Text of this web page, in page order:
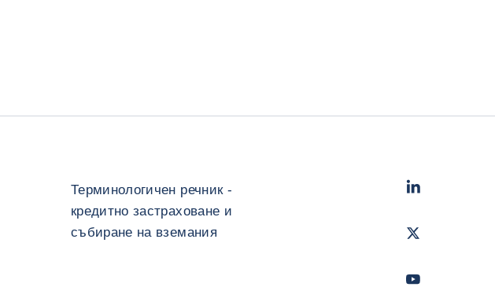
Терминологичен речник -
кредитно застраховане и
събиране на вземания
LinkedIn
Twitter
Youtube